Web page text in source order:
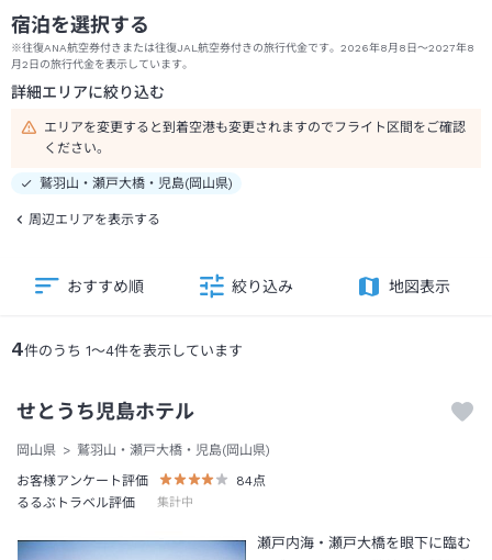
宿泊を選択する
※往復ANA航空券付きまたは往復JAL航空券付きの旅行代金です。2026年8月8日～2027年8
月2日の旅行代金を表示しています。
詳細エリアに絞り込む
エリアを変更すると到着空港も変更されますのでフライト区間をご確認
ください。
鷲羽山・瀬戸大橋・児島(岡山県)
周辺エリアを表示する
4件のうち 1～4件を表示しています
おすすめ順 絞り込み 地図表示
せとうち児島ホテル
岡山県
鷲羽山・瀬戸大橋・児島(岡山県)
お客様アンケート評価
84点
るるぶトラベル評価
集計中
瀬戸内海・瀬戸大橋を眼下に臨む